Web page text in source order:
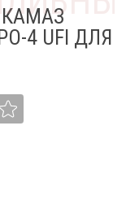
4 UFI ДЛЯ